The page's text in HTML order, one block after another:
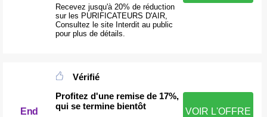
Recevez jusqu'à 20% de réduction
sur les PURIFICATEURS D'AIR,
Consultez le site Interdit au public
pour plus de détails.
End
Vérifié
Profitez d'une remise de 17%,
qui se termine bientôt
VOIR L'OFFRE